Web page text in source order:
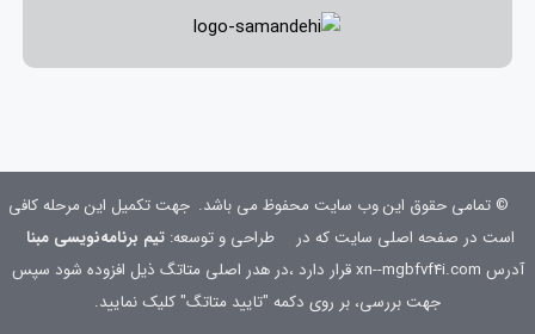
© تمامی حقوق این وب سایت محفوظ می باشد.
طراحی و توسعه: تیم برنامه‌نویسی مبنا
جهت تکمیل این مرحله کافی
است در صفحه اصلی سایت که در
آدرس xn--mgbfvf4i.com قرار دارد ،در هدر اصلی متاتگ ذیل افزوده شود
سپس
جهت بررسی، بر روی دکمه "تایید متاتگ" کلیک نمایید.